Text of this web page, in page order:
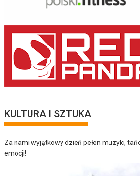
KULTURA I SZTUKA
Za nami wyjątkowy dzień pełen muzyki,
emocji!